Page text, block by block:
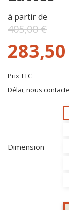
à partir de
405,00 €
Prix TTC
Délai, nous
Dimension